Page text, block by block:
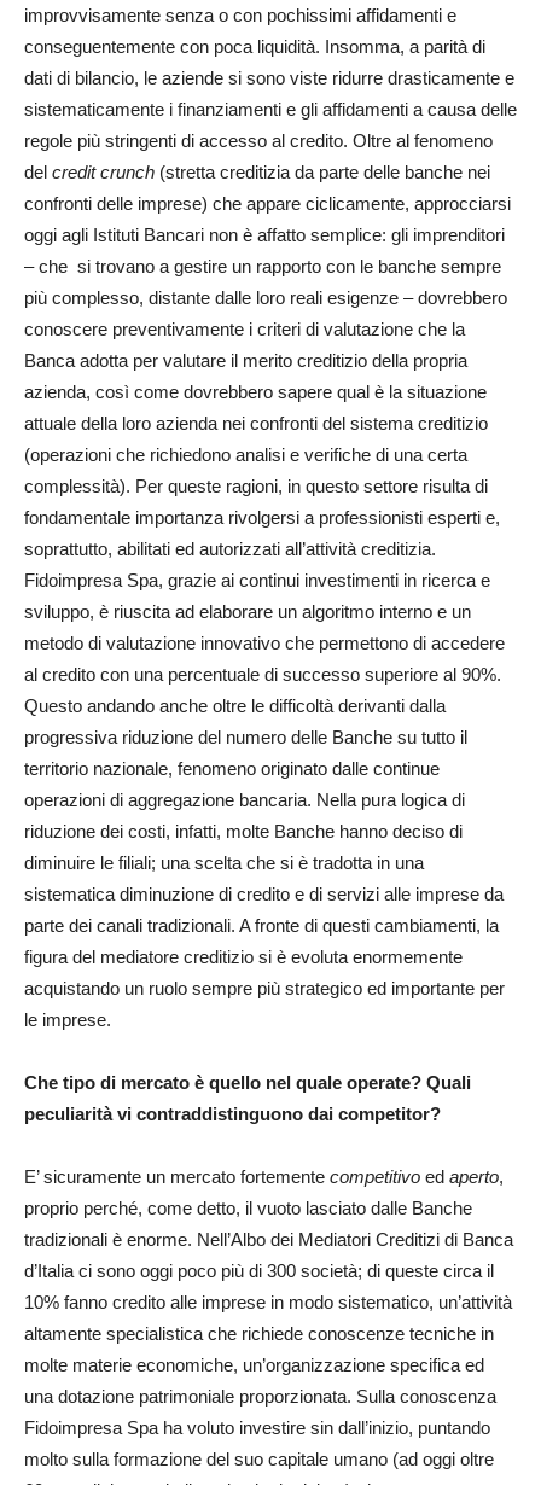
improvvisamente senza o con pochissimi affidamenti e
conseguentemente con poca liquidità. Insomma, a parità di
dati di bilancio, le aziende si sono viste ridurre drasticamente e
sistematicamente i finanziamenti e gli affidamenti a causa delle
regole più stringenti di accesso al credito. Oltre al fenomeno
del credit crunch (stretta creditizia da parte delle banche nei
confronti delle imprese) che appare ciclicamente, approcciarsi
oggi agli Istituti Bancari non è affatto semplice: gli imprenditori
– che si trovano a gestire un rapporto con le banche sempre
più complesso, distante dalle loro reali esigenze – dovrebbero
conoscere preventivamente i criteri di valutazione che la
Banca adotta per valutare il merito creditizio della propria
azienda, così come dovrebbero sapere qual è la situazione
attuale della loro azienda nei confronti del sistema creditizio
(operazioni che richiedono analisi e verifiche di una certa
complessità). Per queste ragioni, in questo settore risulta di
fondamentale importanza rivolgersi a professionisti esperti e,
soprattutto, abilitati ed autorizzati all’attività creditizia.
Fidoimpresa Spa, grazie ai continui investimenti in ricerca e
sviluppo, è riuscita ad elaborare un algoritmo interno e un
metodo di valutazione innovativo che permettono di accedere
al credito con una percentuale di successo superiore al 90%.
Questo andando anche oltre le difficoltà derivanti dalla
progressiva riduzione del numero delle Banche su tutto il
territorio nazionale, fenomeno originato dalle continue
operazioni di aggregazione bancaria. Nella pura logica di
riduzione dei costi, infatti, molte Banche hanno deciso di
diminuire le filiali; una scelta che si è tradotta in una
sistematica diminuzione di credito e di servizi alle imprese da
parte dei canali tradizionali. A fronte di questi cambiamenti, la
figura del mediatore creditizio si è evoluta enormemente
acquistando un ruolo sempre più strategico ed importante per
le imprese.
Che tipo di mercato è quello nel quale operate? Quali
peculiarità vi contraddistinguono dai competitor?
E’ sicuramente un mercato fortemente competitivo ed aperto,
proprio perché, come detto, il vuoto lasciato dalle Banche
tradizionali è enorme. Nell’Albo dei Mediatori Creditizi di Banca
d’Italia ci sono oggi poco più di 300 società; di queste circa il
10% fanno credito alle imprese in modo sistematico, un’attività
altamente specialistica che richiede conoscenze tecniche in
molte materie economiche, un’organizzazione specifica ed
una dotazione patrimoniale proporzionata. Sulla conoscenza
Fidoimpresa Spa ha voluto investire sin dall’inizio, puntando
molto sulla formazione del suo capitale umano (ad oggi oltre